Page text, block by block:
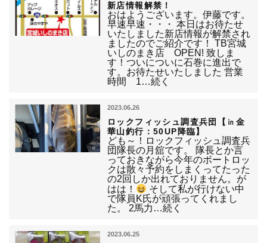
新店情報解禁！
おはようございます。伊藤です。
早速早速・・・ 本日はお待たせ
いたしました新店情報が解禁され
ましたのでご紹介です！ TB宮城
いしのまき店 OPEN! 致しま
す！ついについに石巻に進出で
す。お待たせいたしました 営業
時間 1…続く
2023.06.26
ロックフィッシュ調査兵団【㏌金
華山釣行：50UP降臨】
ども～！ロックフィッシュ調査兵
団隊長の月舘です。 隊長とか言
っておきながら今年のボートロッ
クは散々予約をしまくってたった
の2回しか出れておりません。が
はは！
そして私が行けない中
で隊員K氏が頑張ってくれまし
た。 2馬力…続く
2023.06.25